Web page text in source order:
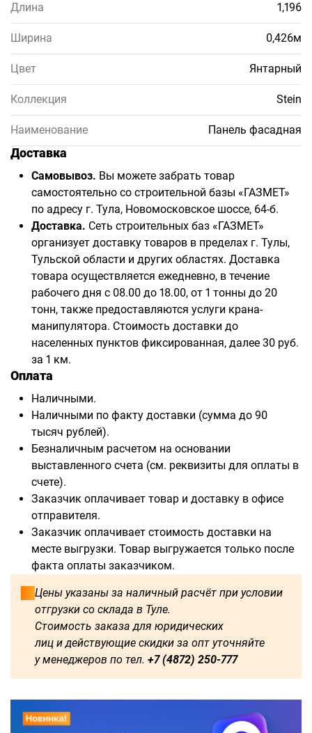
Длина 1,196
Ширина 0,426м
Цвет Янтарный
Коллекция Stein
Наименование Панель фасадная
Доставка
Самовывоз. Вы можете забрать товар
самостоятельно со строительной базы «ГАЗМЕТ»
по адресу г. Тула, Новомосковское шоссе, 64-б.
Доставка. Сеть строительных баз «ГАЗМЕТ»
организует доставку товаров в пределах г. Тулы,
Тульской области и других областях. Доставка
товара осуществляется ежедневно, в течение
рабочего дня с 08.00 до 18.00, от 1 тонны до 20
тонн, также предоставляются услуги крана-
манипулятора. Стоимость доставки до
населенных пунктов фиксированная, далее 30 руб.
за 1 км.
Оплата
Наличными.
Наличными по факту доставки (сумма до 90
тысяч рублей).
Безналичным расчетом на основании
выставленного счета (см. реквизиты для оплаты в
счете).
Заказчик оплачивает товар и доставку в офисе
отправителя.
Заказчик оплачивает стоимость доставки на
месте выгрузки. Товар выгружается только после
факта оплаты заказчиком.
Цены указаны за наличный расчёт при условии
отгрузки со склада в Туле.
Стоимость заказа для юридических
лиц и действующие скидки за опт уточняйте
у менеджеров по тел. +7 (4872) 250-777